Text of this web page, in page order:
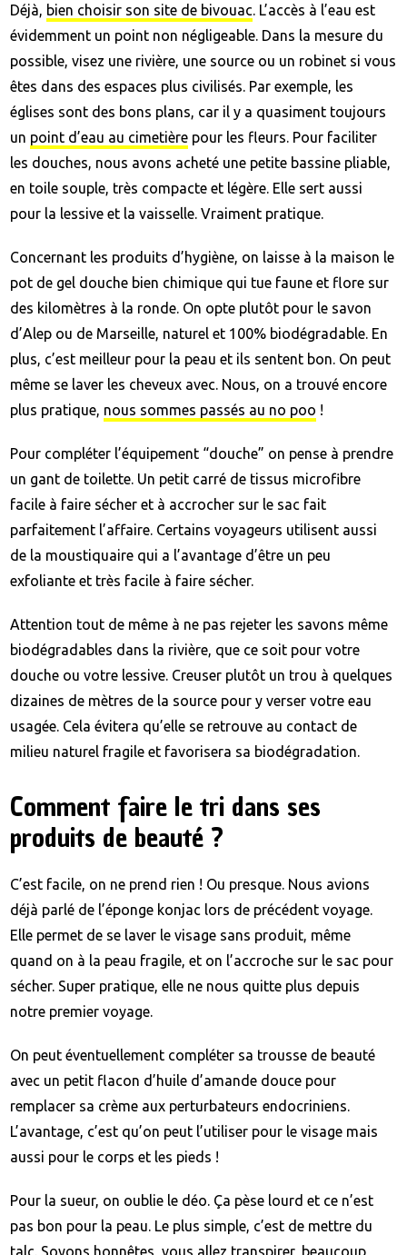
Déjà, bien choisir son site de bivouac. L’accès à l’eau est
évidemment un point non négligeable. Dans la mesure du
possible, visez une rivière, une source ou un robinet si vous
êtes dans des espaces plus civilisés. Par exemple, les
églises sont des bons plans, car il y a quasiment toujours
un point d’eau au cimetière pour les fleurs. Pour faciliter
les douches, nous avons acheté une petite bassine pliable,
en toile souple, très compacte et légère. Elle sert aussi
pour la lessive et la vaisselle. Vraiment pratique.
Concernant les produits d’hygiène, on laisse à la maison le
pot de gel douche bien chimique qui tue faune et flore sur
des kilomètres à la ronde. On opte plutôt pour le savon
d’Alep ou de Marseille, naturel et 100% biodégradable. En
plus, c’est meilleur pour la peau et ils sentent bon. On peut
même se laver les cheveux avec. Nous, on a trouvé encore
plus pratique, nous sommes passés au no poo !
Pour compléter l’équipement “douche” on pense à prendre
un gant de toilette. Un petit carré de tissus microfibre
facile à faire sécher et à accrocher sur le sac fait
parfaitement l’affaire. Certains voyageurs utilisent aussi
de la moustiquaire qui a l’avantage d’être un peu
exfoliante et très facile à faire sécher.
Attention tout de même à ne pas rejeter les savons même
biodégradables dans la rivière, que ce soit pour votre
douche ou votre lessive. Creuser plutôt un trou à quelques
dizaines de mètres de la source pour y verser votre eau
usagée. Cela évitera qu’elle se retrouve au contact de
milieu naturel fragile et favorisera sa biodégradation.
Comment faire le tri dans ses
produits de beauté ?
C’est facile, on ne prend rien ! Ou presque. Nous avions
déjà parlé de l’éponge konjac lors de précédent voyage.
Elle permet de se laver le visage sans produit, même
quand on à la peau fragile, et on l’accroche sur le sac pour
sécher. Super pratique, elle ne nous quitte plus depuis
notre premier voyage.
On peut éventuellement compléter sa trousse de beauté
avec un petit flacon d’huile d’amande douce pour
remplacer sa crème aux perturbateurs endocriniens.
L’avantage, c’est qu’on peut l’utiliser pour le visage mais
aussi pour le corps et les pieds !
Pour la sueur, on oublie le déo. Ça pèse lourd et ce n’est
pas bon pour la peau. Le plus simple, c’est de mettre du
talc. Soyons honnêtes, vous allez transpirer, beaucoup